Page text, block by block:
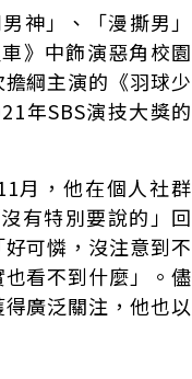
神」、「漫撕男」
》中飾演惡角校園
綱主演的《羽球少
年SBS演技大獎的
月，他在個人社群
有特別要說的」回
可憐，沒注意到不
看不到什麼」。儘
廣泛關注，他也以